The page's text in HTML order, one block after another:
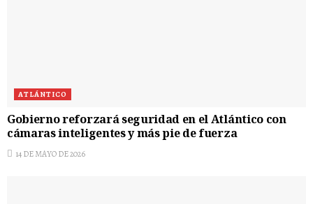
ATLÁNTICO
Gobierno reforzará seguridad en el Atlántico con
cámaras inteligentes y más pie de fuerza
14 DE MAYO DE 2026